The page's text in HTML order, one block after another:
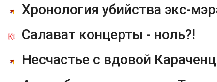
Салават концерты - ноль?!